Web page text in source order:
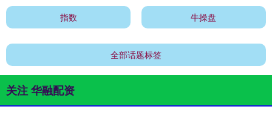
指数 牛操盘
全部话题标签
关注 华融配资